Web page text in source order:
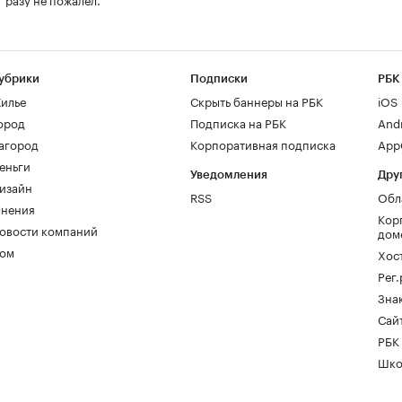
компаний
Подписки
Скрыть баннеры на РБК
Подписка на РБК
Корпоративная подписка
Уведомления
RSS
РБК
iOS